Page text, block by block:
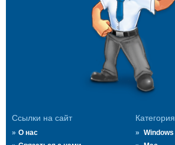
Ссылки на сайт
О нас
Категория
Windows